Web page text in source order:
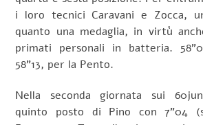
i loro tecnici Caravani e Zocca,
quanto una medaglia, in virtù
primati personali in batteria.
58”13, per la Pento.
Nella seconda giornata sui
quinto posto di Pino con 7”04